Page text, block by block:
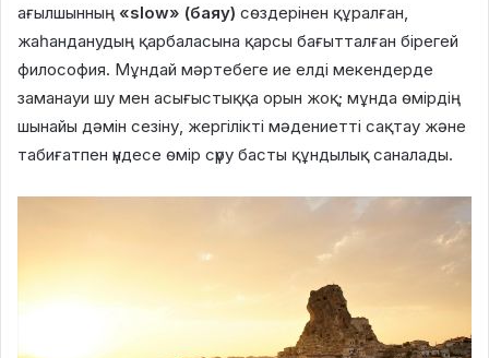
ағылшынның «slow» (баяу) сөздерінен құралған,
жаһанданудың қарбаласына қарсы бағытталған бірегей
философия. Мұндай мәртебеге ие елді мекендерде
заманауи шу мен асығыстыққа орын жоқ; мұнда өмірдің
шынайы дәмін сезіну, жергілікті мәдениетті сақтау және
табиғатпен үндесе өмір сүру басты құндылық саналады.